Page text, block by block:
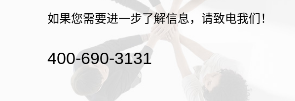
如果您需要进一步了解信息，请致电我们！
400-690-3131